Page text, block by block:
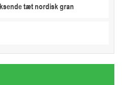
tæt nordisk gran